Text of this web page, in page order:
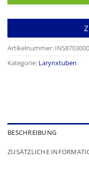
Artikelnummer: INS8703000
Kategorie: Larynxtuben
BESCHREIBUNG
ZUSÄTZLICHE